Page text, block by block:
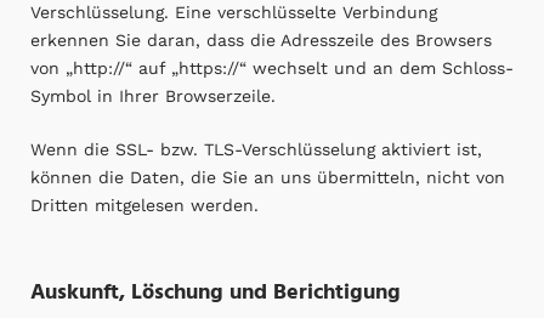
Verschlüsselung. Eine verschlüsselte Verbindung
erkennen Sie daran, dass die Adresszeile des Browsers
von „http://“ auf „https://“ wechselt und an dem Schloss-
Symbol in Ihrer Browserzeile.
Wenn die SSL- bzw. TLS-Verschlüsselung aktiviert ist,
können die Daten, die Sie an uns übermitteln, nicht von
Dritten mitgelesen werden.
Auskunft, Löschung und Berichtigung